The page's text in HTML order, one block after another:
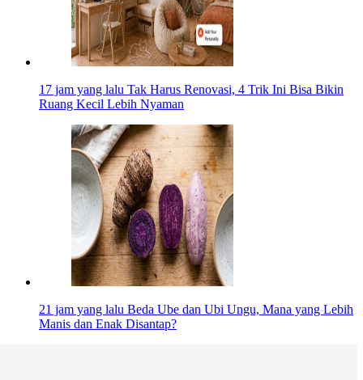
17 jam yang lalu Tak Harus Renovasi, 4 Trik Ini Bisa Bikin
Ruang Kecil Lebih Nyaman
21 jam yang lalu Beda Ube dan Ubi Ungu, Mana yang Lebih
Manis dan Enak Disantap?